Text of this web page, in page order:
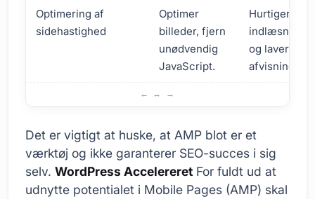
Optimering af
sidehastighed
Optimer
billeder, fjern
unødvendig
JavaScript.
Hurtigere
og lavere
Det er vigtigt at huske, at AMP blot er et
værktøj og ikke garanterer SEO-succes i sig
selv. WordPress Accelereret For fuldt ud at
udnytte potentialet i Mobile Pages (AMP) skal